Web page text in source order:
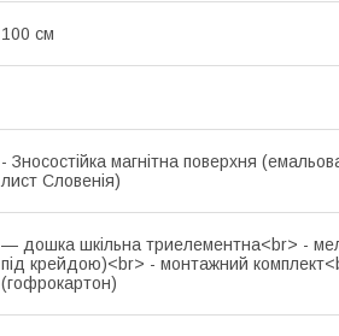
100 см
- Зносостійка магнітна поверхня
лист Словенія)
— дошка шкільна триелементна<br> -
під крейдою)<br> - монтажний
(гофрокартон)